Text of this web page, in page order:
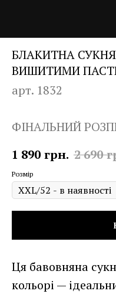
БЛАКИТНА
ВИШИТИМИ
арт. 1832
ФІНАЛЬНИЙ
1 890 грн. 2 690
Розмір
Ця бавовняна
кольорі —